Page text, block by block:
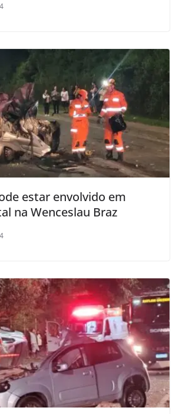
estar envolvido em
na Wenceslau Braz